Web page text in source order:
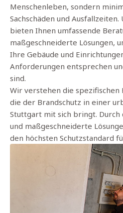
Menschenleben, sondern
Sachschäden und
bieten Ihnen umfassende
maßgeschneiderte Lösungen,
Ihre Gebäude und
Anforderungen entsprechen
sind.
Wir verstehen die spezifischen
die der Brandschutz in einer
Stuttgart mit sich bringt. Durch
und maßgeschneiderte
den höchsten Schutzstandard